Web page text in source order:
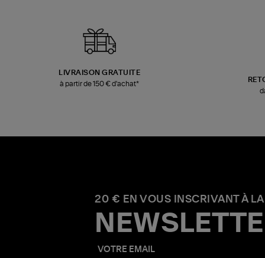
LIVRAISON GRATUITE
à partir de 150 € d'achat*
20 € EN VOUS INSCRIVANT À LA